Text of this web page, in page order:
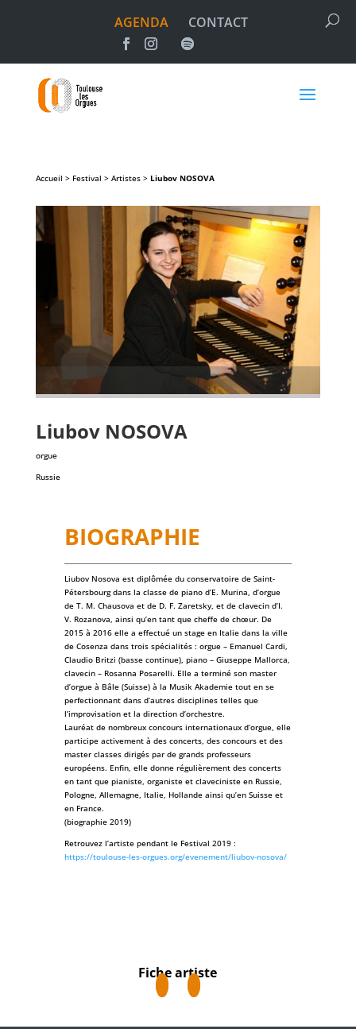
AGENDA CONTACT
Accueil > Festival > Artistes > Liubov NOSOVA
Liubov NOSOVA
orgue
Russie
BIOGRAPHIE
Liubov Nosova est diplômée du conservatoire de Saint-
Pétersbourg dans la classe de piano d’E. Murina, d’orgue
de T. M. Chausova et de D. F. Zaretsky, et de clavecin d’I.
V. Rozanova, ainsi qu’en tant que cheffe de chœur. De
2015 à 2016 elle a effectué un stage en Italie dans la ville
de Cosenza dans trois spécialités : orgue – Emanuel Cardi,
Claudio Britzi (basse continue), piano – Giuseppe Mallorca,
clavecin – Rosanna Posarelli. Elle a terminé son master
d’orgue à Bâle (Suisse) à la Musik Akademie tout en se
perfectionnant dans d’autres disciplines telles que
l’improvisation et la direction d’orchestre.
Lauréat de nombreux concours internationaux d’orgue, elle
participe activement à des concerts, des concours et des
master classes dirigés par de grands professeurs
européens. Enfin, elle donne régulièrement des concerts
en tant que pianiste, organiste et claveciniste en Russie,
Pologne, Allemagne, Italie, Hollande ainsi qu’en Suisse et
en France.
(biographie 2019)
Retrouvez l’artiste pendant le Festival 2019 :
https://toulouse-les-orgues.org/evenement/liubov-nosova/
Fiche artiste